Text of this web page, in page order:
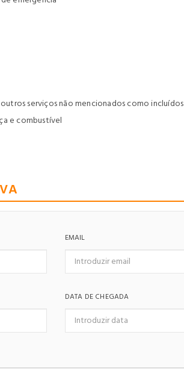
serviços não mencionados como incluídos
e combustível
EMAIL
DATA DE CHEGADA